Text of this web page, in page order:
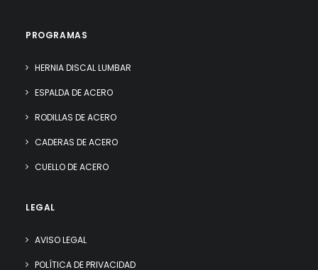
PROGRAMAS
HERNIA DISCAL LUMBAR
ESPALDA DE ACERO
RODILLAS DE ACERO
CADERAS DE ACERO
CUELLO DE ACERO
LEGAL
AVISO LEGAL
POLÍTICA DE PRIVACIDAD